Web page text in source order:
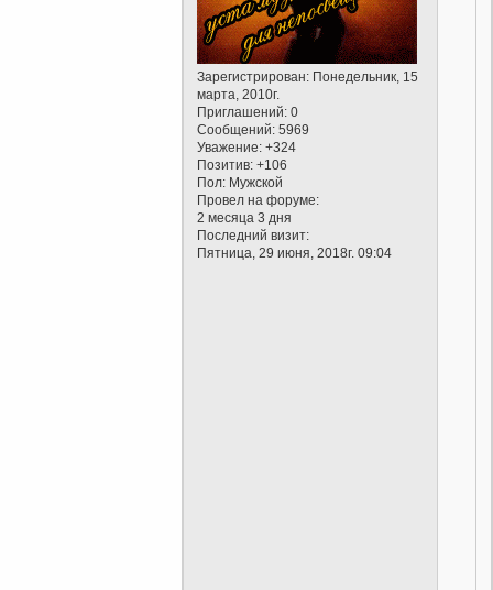
Зарегистрирован: Понедельник, 15
марта, 2010г.
Приглашений: 0
Сообщений: 5969
Уважение: +324
Позитив: +106
Пол: Мужской
Провел на форуме:
2 месяца 3 дня
Последний визит:
Пятница, 29 июня, 2018г. 09:04